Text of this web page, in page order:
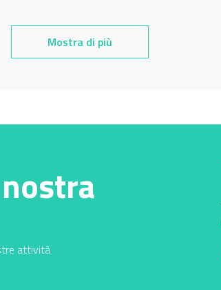
Mostra di più
attività